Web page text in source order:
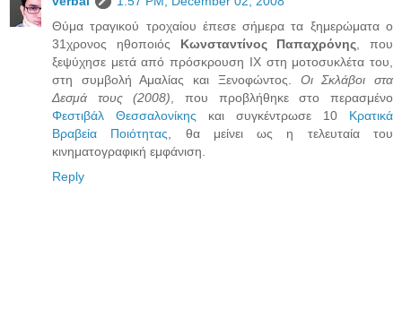
Θύμα τραγικού τροχαίου έπεσε σήμερα τα ξημερώματα ο
31χρονος ηθοποιός Κωνσταντίνος Παπαχρόνης , που
ξεψύχησε μετά από πρόσκρουση ΙΧ στη μοτοσυκλέτα του,
στη συμβολή Αμαλίας και Ξενοφώντος. Οι Σκλάβοι στα
Δεσμά τους (2008) , που προβλήθηκε στο περασμένο
Φεστιβάλ Θεσσαλονίκης και συγκέντρωσε 10 Κρατικά
Βραβεία Ποιότητας , θα μείνει ως η τελευταία του
κινηματογραφική εμφάνιση.
Reply